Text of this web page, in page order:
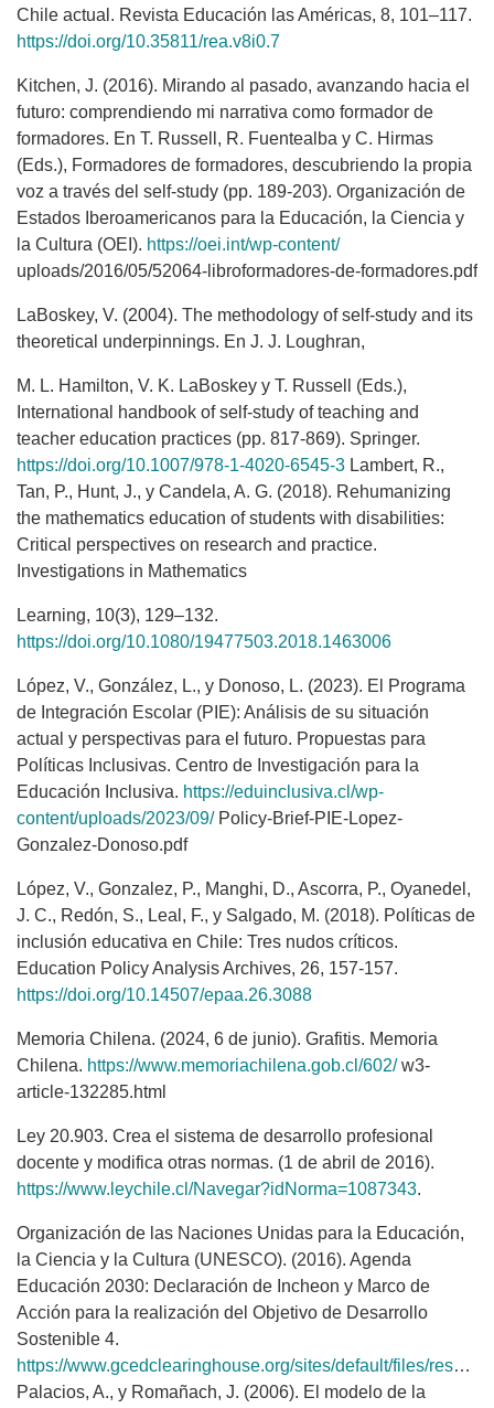
Chile actual. Revista Educación las Américas, 8, 101–117.
https://doi.org/10.35811/rea.v8i0.7
Kitchen, J. (2016). Mirando al pasado, avanzando hacia el
futuro: comprendiendo mi narrativa como formador de
formadores. En T. Russell, R. Fuentealba y C. Hirmas
(Eds.), Formadores de formadores, descubriendo la propia
voz a través del self-study (pp. 189-203). Organización de
Estados Iberoamericanos para la Educación, la Ciencia y
la Cultura (OEI). https://oei.int/wp-content/
uploads/2016/05/52064-libroformadores-de-formadores.pdf
LaBoskey, V. (2004). The methodology of self-study and its
theoretical underpinnings. En J. J. Loughran,
M. L. Hamilton, V. K. LaBoskey y T. Russell (Eds.),
International handbook of self-study of teaching and
teacher education practices (pp. 817-869). Springer.
https://doi.org/10.1007/978-1-4020-6545-3 Lambert, R.,
Tan, P., Hunt, J., y Candela, A. G. (2018). Rehumanizing
the mathematics education of students with disabilities:
Critical perspectives on research and practice.
Investigations in Mathematics
Learning, 10(3), 129–132.
https://doi.org/10.1080/19477503.2018.1463006
López, V., González, L., y Donoso, L. (2023). El Programa
de Integración Escolar (PIE): Análisis de su situación
actual y perspectivas para el futuro. Propuestas para
Políticas Inclusivas. Centro de Investigación para la
Educación Inclusiva. https://eduinclusiva.cl/wp-
content/uploads/2023/09/Policy-Brief-PIE-Lopez-
Gonzalez-Donoso.pdf
López, V., Gonzalez, P., Manghi, D., Ascorra, P., Oyanedel,
J. C., Redón, S., Leal, F., y Salgado, M. (2018). Políticas de
inclusión educativa en Chile: Tres nudos críticos.
Education Policy Analysis Archives, 26, 157-157.
https://doi.org/10.14507/epaa.26.3088
Memoria Chilena. (2024, 6 de junio). Grafitis. Memoria
Chilena. https://www.memoriachilena.gob.cl/602/w3-
article-132285.html
Ley 20.903. Crea el sistema de desarrollo profesional
docente y modifica otras normas. (1 de abril de 2016).
https://www.leychile.cl/Navegar?idNorma=1087343.
Organización de las Naciones Unidas para la Educación,
la Ciencia y la Cultura (UNESCO). (2016). Agenda
Educación 2030: Declaración de Incheon y Marco de
Acción para la realización del Objetivo de Desarrollo
Sostenible 4.
https://www.gcedclearinghouse.org/sites/default/files/resources/245656s.pdf
Palacios, A., y Romañach, J. (2006). El modelo de la